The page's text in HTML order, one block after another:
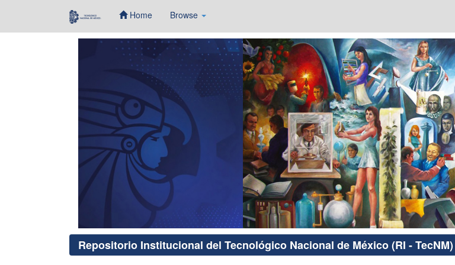
Home Browse
Repositorio Institucional del Tecnológico Nacional de México (RI - TecNM)